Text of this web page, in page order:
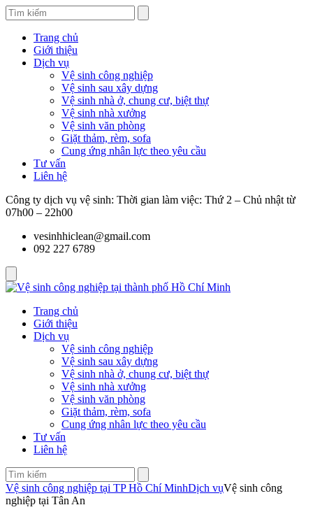
Trang chủ
Giới thiệu
Dịch vụ
Vệ sinh công nghiệp
Vệ sinh sau xây dựng
Vệ sinh nhà ở, chung cư, biệt thự
Vệ sinh nhà xưởng
Vệ sinh văn phòng
Giặt thảm, rèm, sofa
Cung ứng nhân lực theo yêu cầu
Tư vấn
Liên hệ
Công ty dịch vụ vệ sinh: Thời gian làm việc: Thứ 2 – Chủ nhật từ
07h00 – 22h00
vesinhhiclean@gmail.com
092 227 6789
Trang chủ
Giới thiệu
Dịch vụ
Vệ sinh công nghiệp
Vệ sinh sau xây dựng
Vệ sinh nhà ở, chung cư, biệt thự
Vệ sinh nhà xưởng
Vệ sinh văn phòng
Giặt thảm, rèm, sofa
Cung ứng nhân lực theo yêu cầu
Tư vấn
Liên hệ
Vệ sinh công nghiệp tại TP Hồ Chí MinhDịch vụVệ sinh công
nghiệp tại Tân An